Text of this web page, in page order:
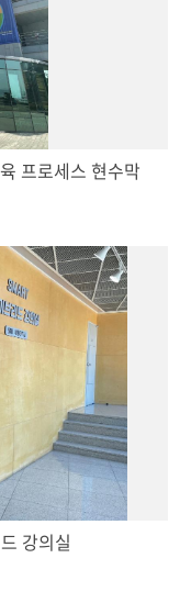
프로세스 현수막
강의실